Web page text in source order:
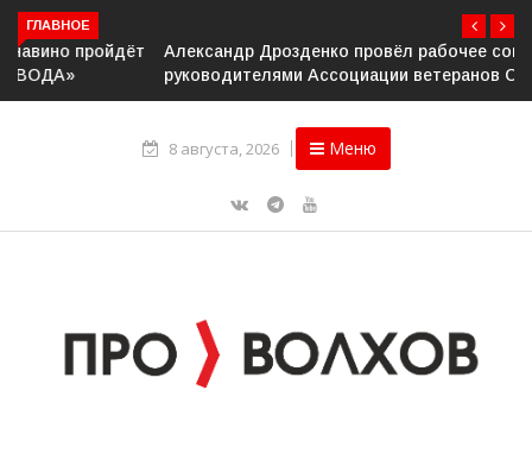
ГЛАВНОЕ
Александр Дрозденко провёл рабочее совещание с
руководителями Ассоциации ветеранов СВО
8 августа, 2026 Меню